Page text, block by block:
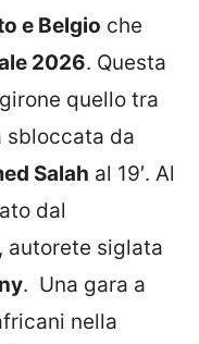
e Belgio che
2026. Questa
quello tra
sbloccata da
Salah al 19′. Al
dal
, autorete siglata
. Una gara a
nella